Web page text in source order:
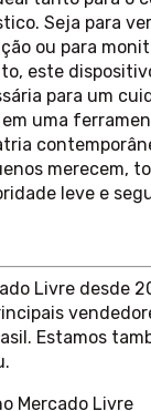
Seja para
ou para
este
para um
uma
merecem,
leve e
Livre desde
Estamos
Mercado Livre